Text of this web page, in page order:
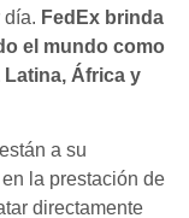
día. FedEx brinda
el mundo como
Latina, África y
a su
la prestación de
directamente